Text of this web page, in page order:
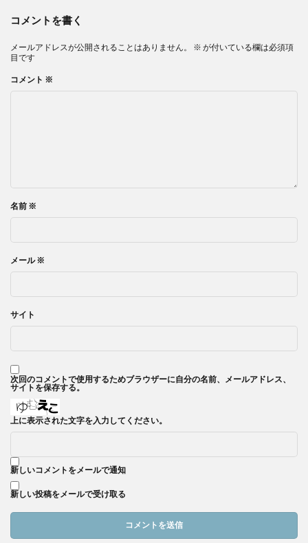
コメントを書く
メールアドレスが公開されることはありません。 ※ が付いている欄は必須項
目です
コメント ※
名前 ※
メール※
サイト
次回のコメントで使用するためブラウザーに自分の名前、メールアドレス、
サイトを保存する。
上に表示された文字を入力してください。
新しいコメントをメールで通知
新しい投稿をメールで受け取る